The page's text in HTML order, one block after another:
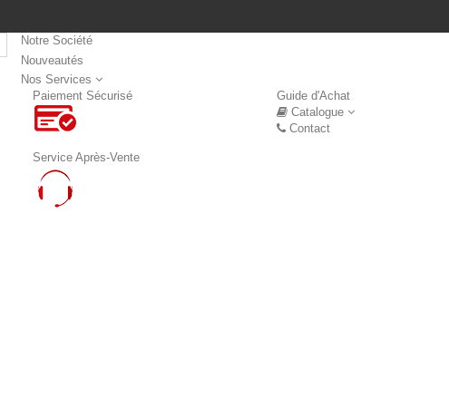
Notre Société
Nouveautés
Nos Services
Paiement Sécurisé
Service Après-Vente
Guide d'Achat
Catalogue
Contact